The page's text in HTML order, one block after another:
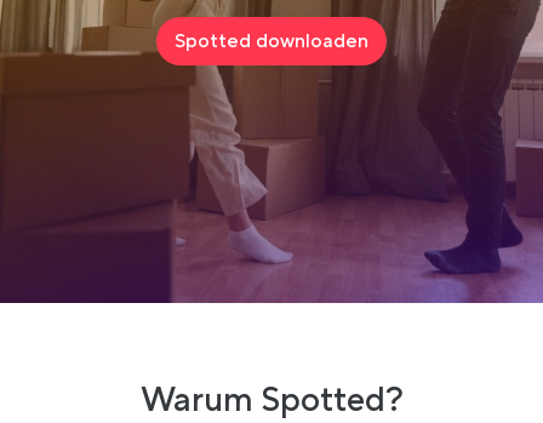
Link opens in a new tab
Spotted downloaden
Warum Spotted?